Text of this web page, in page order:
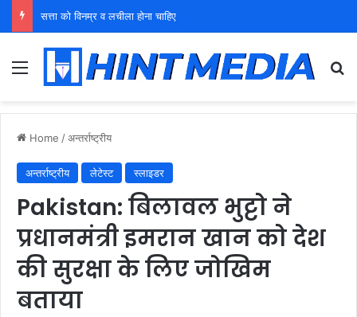
युवा शक्ति को पहचाने बूढ़ा नेतृत्व
Menu
Home /अन्तर्राष्ट्रीय
अन्तर्राष्ट्रीय लेटेस्ट स्लाइडर
Pakistan: बिलावल भुट्टो ने
प्रधानमंत्री इमरान खान को देश
की सुरक्षा के लिए जोखिम
बताया